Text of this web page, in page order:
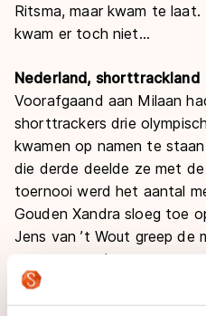
Ritsma, maar kwam te laat.
kwam er toch niet…
Nederland, shorttrackland
Voorafgaand aan Milaan
shorttrackers drie
kwamen op namen te
die derde deelde ze met
toernooi werd het aantal
Gouden Xandra sloeg toe
Jens van ’t Wout greep de
meter, naast het succes
de equipe van Niels
met vijf gouden medailles